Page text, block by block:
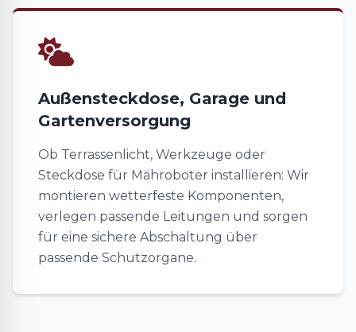
Außensteckdose, Garage und
Gartenversorgung
Ob Terrassenlicht, Werkzeuge oder
Steckdose für Mähroboter installieren: Wir
montieren wetterfeste Komponenten,
verlegen passende Leitungen und sorgen
für eine sichere Abschaltung über
passende Schutzorgane.